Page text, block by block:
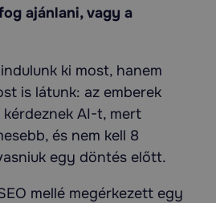
ajánlani, vagy a
ki most, hanem
is látunk: az emberek
AI-t, mert
és nem kell 8
egy döntés előtt.
mellé megérkezett egy